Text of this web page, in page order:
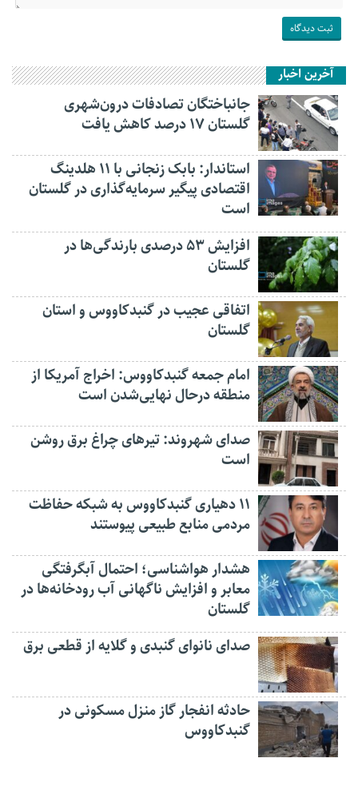
آخرین اخبار
جانباختگان تصادفات درون‌شهری
گلستان ۱۷ درصد کاهش یافت
استاندار: بابک زنجانی با ۱۱ هلدینگ
اقتصادی پیگیر سرمایه‌گذاری در گلستان
است
افزایش ۵۳ درصدی بارندگی‌ها در
گلستان
اتفاقی عجیب در‌ گنبدکاووس و استان
گلستان
امام جمعه گنبدکاووس: اخراج آمریکا از
منطقه درحال نهایی‌شدن است
صدای شهروند: تیرهای چراغ برق روشن
است
۱۱ دهیاری گنبدکاووس به شبکه حفاظت
مردمی منابع طبیعی پیوستند
هشدار هواشناسی؛ احتمال آبگرفتگی
معابر و افزایش ناگهانی آب رودخانه‌ها در
گلستان
صدای نانوای گنبدی و گلایه از قطعی برق
حادثه انفجار گاز منزل مسکونی در
گنبدکاووس